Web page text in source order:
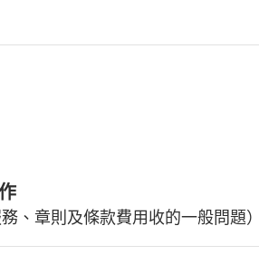
、章則及條款費用收的一般問題）